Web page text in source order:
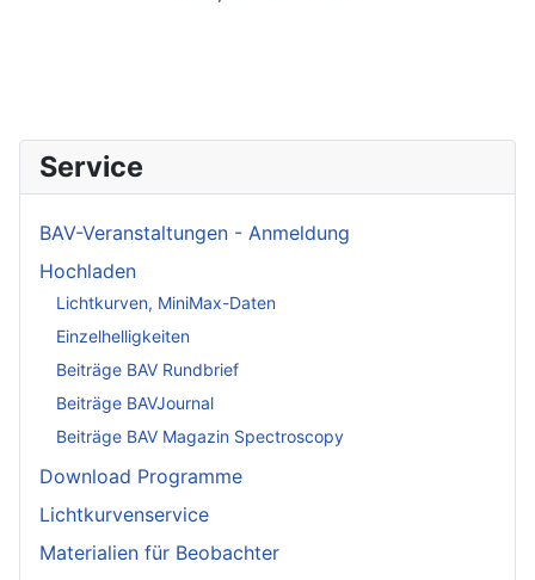
Service
BAV-Veranstaltungen - Anmeldung
Hochladen
Lichtkurven, MiniMax-Daten
Einzelhelligkeiten
Beiträge BAV Rundbrief
Beiträge BAVJournal
Beiträge BAV Magazin Spectroscopy
Download Programme
Lichtkurvenservice
Materialien für Beobachter